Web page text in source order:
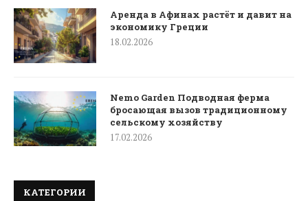
Аренда в Афинах растёт и давит на
экономику Греции
18.02.2026
Nemo Garden Подводная ферма
бросающая вызов традиционному
сельскому хозяйству
17.02.2026
КАТЕГОРИИ